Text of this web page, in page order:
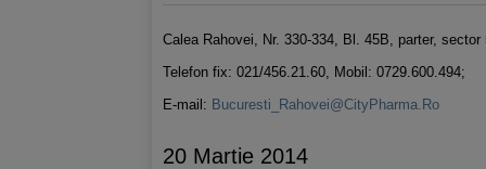
Calea Rahovei, Nr. 330-334, Bl. 45B, parter, sector
Telefon fix: 021/456.21.60, Mobil: 0729.600.494;
E-mail: Bucuresti_Rahovei@CityPharma.Ro
20 Martie 2014